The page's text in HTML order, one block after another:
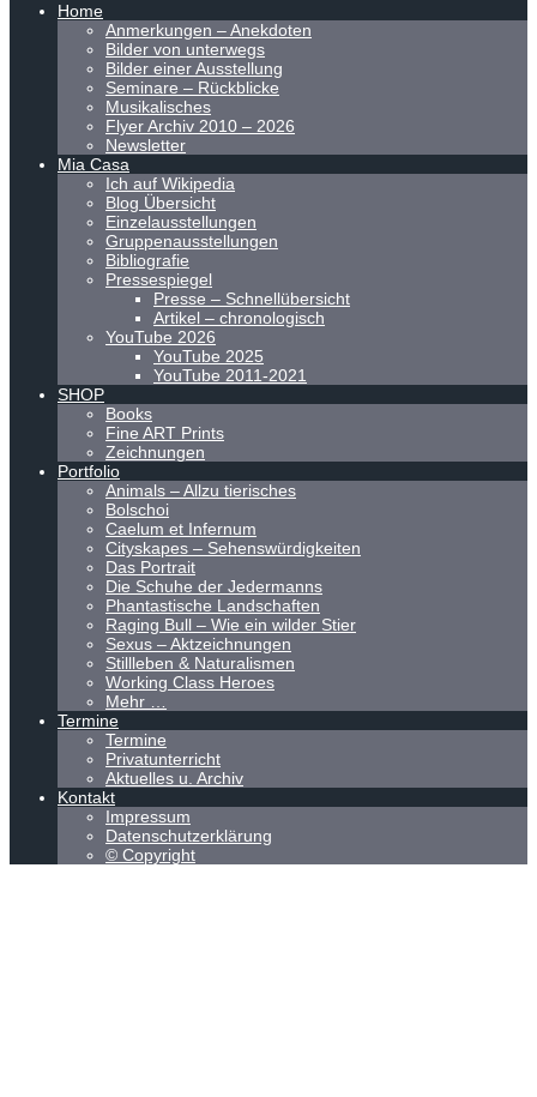
Home
Anmerkungen – Anekdoten
Bilder von unterwegs
Bilder einer Ausstellung
Seminare – Rückblicke
Musikalisches
Flyer Archiv 2010 – 2026
Newsletter
Mia Casa
Ich auf Wikipedia
Blog Übersicht
Einzelausstellungen
Gruppenausstellungen
Bibliografie
Pressespiegel
Presse – Schnellübersicht
Artikel – chronologisch
YouTube 2026
YouTube 2025
YouTube 2011-2021
SHOP
Books
Fine ART Prints
Zeichnungen
Portfolio
Animals – Allzu tierisches
Bolschoi
Caelum et Infernum
Cityskapes – Sehenswürdigkeiten
Das Portrait
Die Schuhe der Jedermanns
Phantastische Landschaften
Raging Bull – Wie ein wilder Stier
Sexus – Aktzeichnungen
Stillleben & Naturalismen
Working Class Heroes
Mehr …
Termine
Termine
Privatunterricht
Aktuelles u. Archiv
Kontakt
Impressum
Datenschutzerklärung
© Copyright